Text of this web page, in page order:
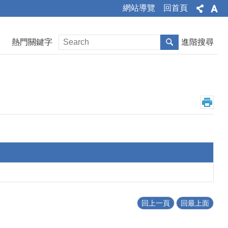
網站導覽 回首頁
熱門關鍵字 進階搜尋
回上一頁 回最上面